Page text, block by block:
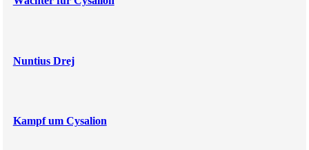
Nuntius Drej
Kampf um Cysalion